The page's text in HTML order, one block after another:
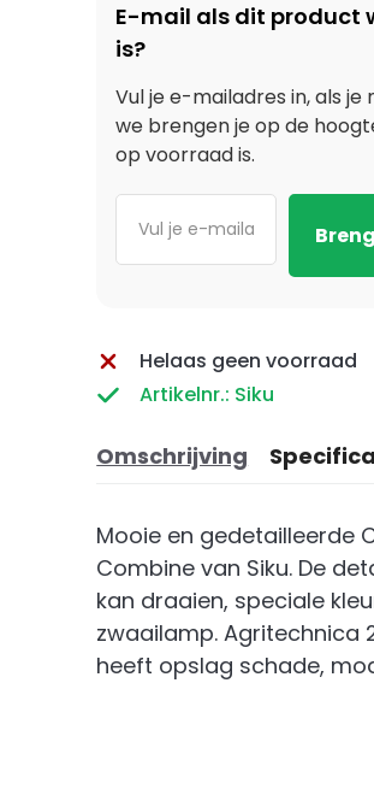
E-mail als dit product
is?
Vul je e-mailadres in, als
we brengen je op de
op voorraad is.
Helaas geen voorraad
Artikelnr.: Siku
Omschrijving
Mooie en gedetailleerde
Combine van Siku. De
kan draaien, speciale
zwaailamp. Agritechnica
heeft opslag schade,